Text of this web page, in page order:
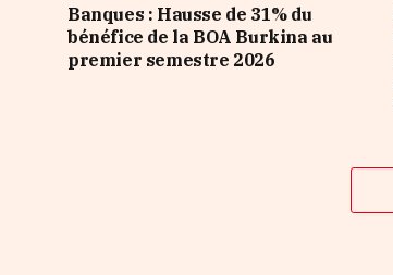
Banques : Hausse de 31% du
bénéfice de la BOA Burkina au
premier semestre 2026